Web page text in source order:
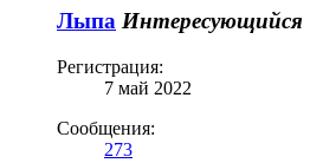
Лыпа Интересующийся
Регистрация:
7 май 2022
Сообщения:
273